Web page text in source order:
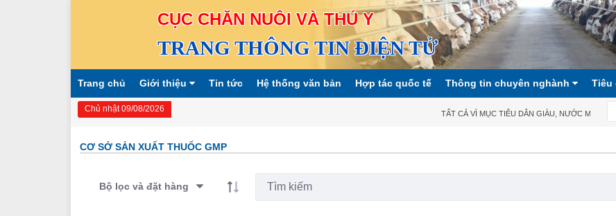
CỤC CHĂN NUÔI VÀ THÚ Y
TRANG THÔNG TIN ĐIỆN TỬ
Trang chủ Giới thiệu Tin tức Hệ thống văn bản Hợp tác quốc tế Thông tin chuyên nghành Tiêu
Chủ nhật 09/08/2026 TẤT CẢ VÌ MỤC TIÊU DÂN GIÀU, NƯỚC MẠNH,
CƠ SỞ SẢN XUẤT THUỐC GMP
Bộ lọc và đặt hàng